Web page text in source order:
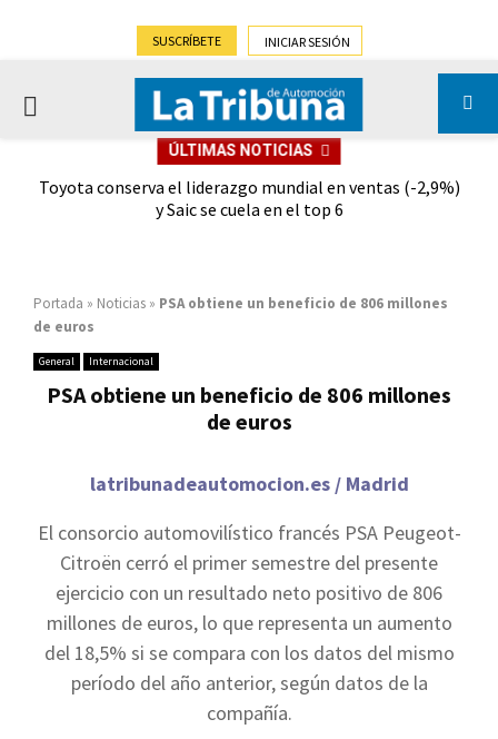
SUSCRÍBETE INICIAR SESIÓN
PRIMARY
ÚLTIMAS NOTICIAS
Toyota conserva el liderazgo mundial en ventas (-2,9%)
y Saic se cuela en el top 6
Portada » Noticias » PSA obtiene un beneficio de 806 millones
de euros
General Internacional
PSA obtiene un beneficio de 806 millones
de euros
latribunadeautomocion.es / Madrid
El consorcio automovilístico francés PSA Peugeot-
Citroën cerró el primer semestre del presente
ejercicio con un resultado neto positivo de 806
millones de euros, lo que representa un aumento
del 18,5% si se compara con los datos del mismo
período del año anterior, según datos de la
compañía.